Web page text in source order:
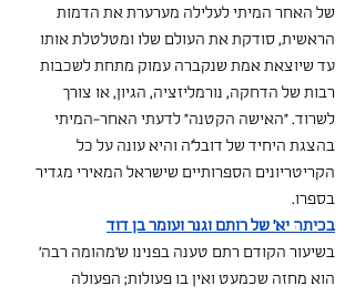
של האחר המיתי לעלילה מערערת את הדמות
הראשית, סודקת את העולם שלו ומטלטלת אותו
עד שיוצאת אמת שנקברה עמוק מתחת לשכבות
רבות של הדחקה, נורמליזציה, הגיון, או צורך
לשרוד. "האישה הקטנה" לדעתי האחר-המיתי
בהצגת היחיד של דובל'ה והיא עונה על כל
הקריטריונים הספרותיים שישראל המאירי מגדיר
בספרו.
בכיתה יא' של רותם וגנר ועומר בן דוד
בשיעור הקודם רתם טענה בפנינו ש'מהומה רבה'
הוא מחזה שכמעט ואין בו פעולות; הפעולה